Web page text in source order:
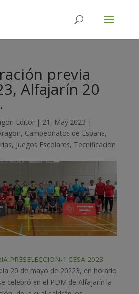
previa
Alfajarín 20
Editor| 21, May 2023 |
, Campeonatos de España,
, Juegos Escolares, Tecnificacion
PRESELECCION-1 CESA 2023
20 de mayo de 20223, en horario
celebró en el PDM de Alfajarín la